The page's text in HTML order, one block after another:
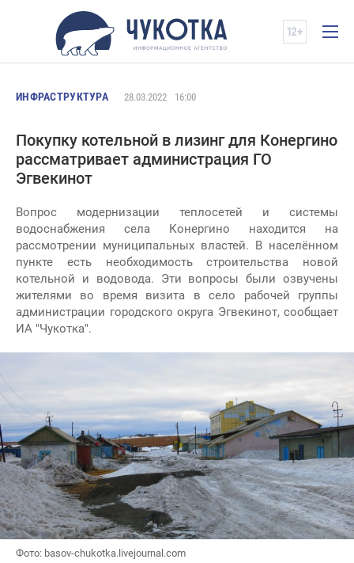
ИНФРАСТРУКТУРА 28.03.2022 16:00
Покупку котельной в лизинг для Конергино
рассматривает администрация ГО
Эгвекинот
Вопрос модернизации теплосетей и системы
водоснабжения села Конергино находится на
рассмотрении муниципальных властей. В населённом
пункте есть необходимость строительства новой
котельной и водовода. Эти вопросы были озвучены
жителями во время визита в село рабочей группы
администрации городского округа Эгвекинот, сообщает
ИА "Чукотка".
Фото: basov-chukotka.livejournal.com